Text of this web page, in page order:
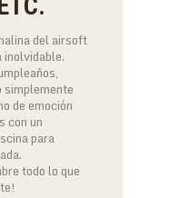
del airsoft
inolvidable.
simplemente
de emoción
con un
para
todo lo que